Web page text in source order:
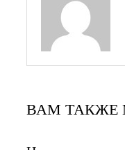
ВАМ ТАКЖЕ